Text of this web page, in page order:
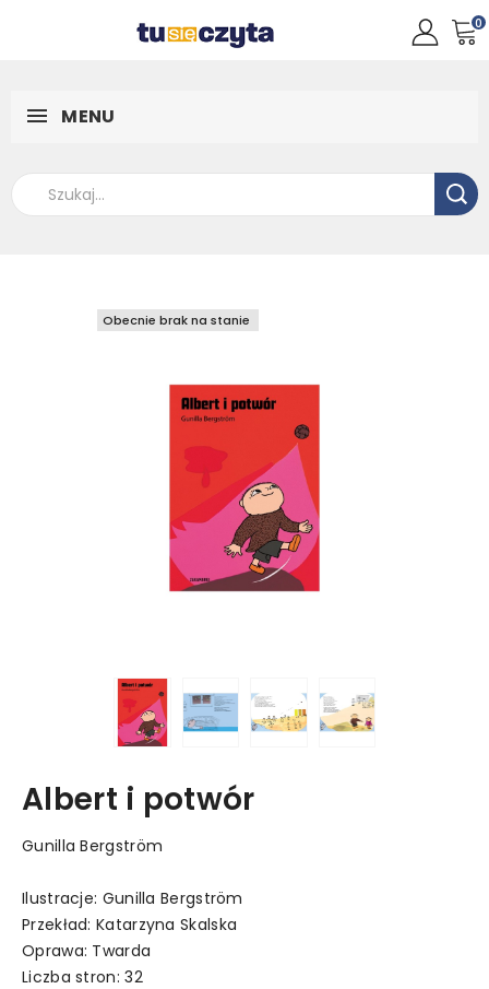
0
MENU
Obecnie brak na stanie
Obecnie brak na stanie
Albert i potwór
Gunilla Bergström
Ilustracje: Gunilla Bergström
Przekład: Katarzyna Skalska
Oprawa: Twarda
Liczba stron: 32